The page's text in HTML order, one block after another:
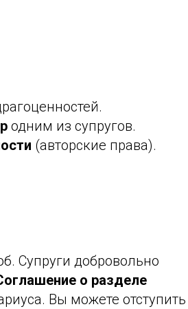
одним из супругов.
(авторские права).
Супруги добровольно
о разделе
Вы можете отступить